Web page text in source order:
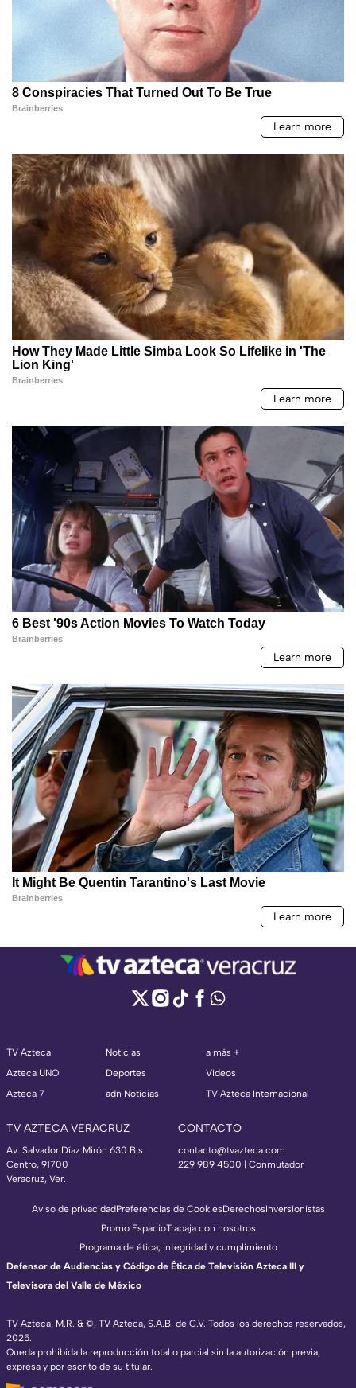
TV Azteca
Azteca UNO
Azteca 7
Noticias
Deportes
adn Noticias
a más +
Videos
TV Azteca Internacional
TV AZTECA VERACRUZ
Av. Salvador Díaz Mirón 630 Bis
Centro, 91700
Veracruz, Ver.
CONTACTO
contacto@tvazteca.com
229 989 4500 | Conmutador
TV Azteca, M.R. & ©, TV Azteca, S.A.B. de C.V. Todos los derechos reservados,
2025.
Queda prohibida la reproducción total o parcial sin la autorización previa,
expresa y por escrito de su titular.
Aviso de privacidadPreferencias de CookiesDerechosInversionistas
Promo EspacioTrabaja con nosotros
Programa de ética, integridad y cumplimiento
Defensor de Audiencias y Código de Ética de Televisión Azteca III y
Televisora del Valle de México